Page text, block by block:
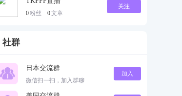
0粉丝 0文章
关注
社群
日本交流群
微信扫一扫，加入群聊
加入